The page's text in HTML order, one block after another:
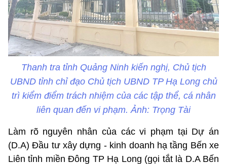
Thanh tra tỉnh Quảng Ninh kiến nghị, Chủ tịch
UBND tỉnh chỉ đạo Chủ tịch UBND TP Hạ Long chủ
trì kiểm điểm trách nhiệm của các tập thể, cá nhân
liên quan đến vi phạm. Ảnh: Trọng Tài
Làm rõ nguyên nhân của các vi phạm tại Dự án
(D.A) Đầu tư xây dựng - kinh doanh hạ tầng Bến xe
Liên tỉnh miền Đông TP Hạ Long (gọi tắt là D.A Bến